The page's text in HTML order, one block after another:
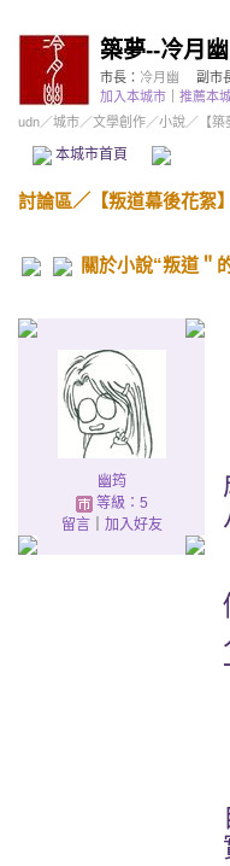
築夢--冷月
市長： 冷月幽 副市
加入本城市
推薦本
udn／城市／文學創作／小說／ 【
本城市首頁
討論區／ 【叛道幕後花絮】
關於小說“叛道＂
幽筠
等級：5
留言｜ 加入好友